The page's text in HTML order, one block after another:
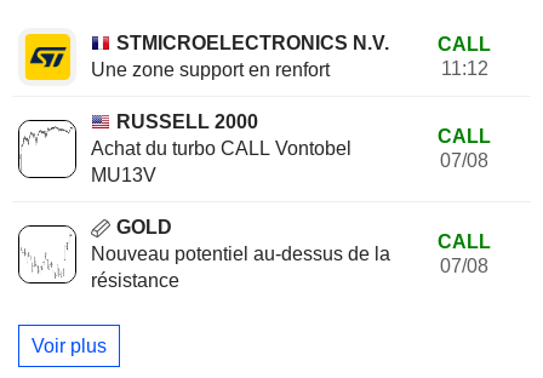
STMICROELECTRONICS N.V.
Une zone support en renfort
CALL
11:12
RUSSELL 2000
Achat du turbo CALL Vontobel
MU13V
CALL
07/08
GOLD
Nouveau potentiel au-dessus de la
résistance
CALL
07/08
Voir plus